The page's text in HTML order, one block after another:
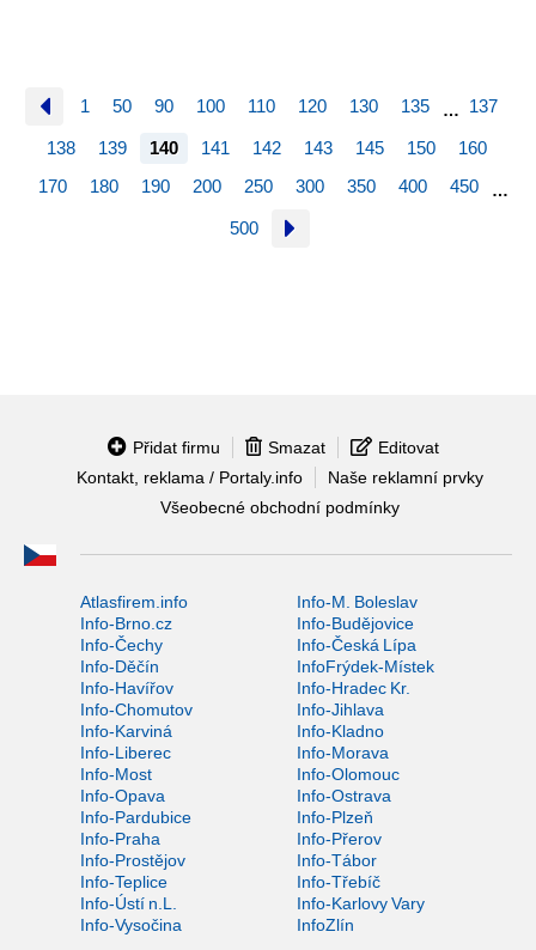
1 50 90 100 110 120 130 135 … 137
138 139 140 141 142 143 145 150
160
170
180 190 200 250 300 350 400 450 …
500
Přidat firmu Smazat
Editovat
Kontakt, reklama / Portaly.info
Naše reklamní prvky
Všeobecné obchodní podmínky
Atlasfirem.info
Info-M. Boleslav
Info-Brno.cz
Info-Budějovice
Info-Čechy
Info-Česká Lípa
Info-Děčín
InfoFrýdek-Místek
Info-Havířov
Info-Hradec Kr.
Info-Chomutov
Info-Jihlava
Info-Karviná
Info-Kladno
Info-Liberec
Info-Morava
Info-Most
Info-Olomouc
Info-Opava
Info-Ostrava
Info-Pardubice
Info-Plzeň
Info-Praha
Info-Přerov
Info-Prostějov
Info-Tábor
Info-Teplice
Info-Třebíč
Info-Ústí n.L.
Info-Karlovy Vary
Info-Vysočina
InfoZlín